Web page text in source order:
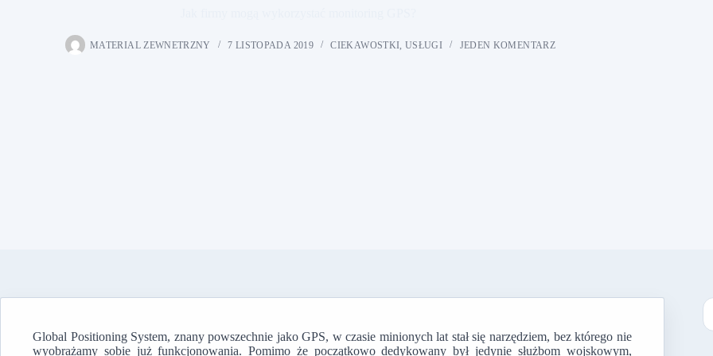
MATERIAL ZEWNETRZNY 7 LISTOPADA 2019 CIEKAWOSTKI ,USŁUGI JEDEN KOMENTARZ
Global Positioning System, znany powszechnie jako GPS, w czasie minionych lat stał się narzędziem, bez którego nie
wyobrażamy sobie już funkcjonowania. Pomimo że początkowo dedykowany był jedynie służbom wojskowym,